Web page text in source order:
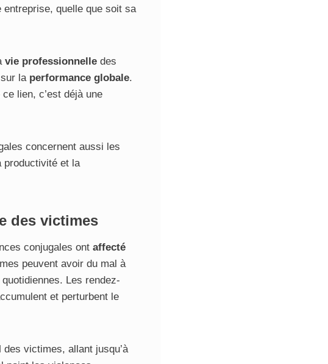
quelle que soit sa
vie professionnelle des
la performance globale.
lien, c’est déjà une
concernent aussi les
productivité et la
des victimes
conjugales ont affecté
peuvent avoir du mal à
Les rendez-
et perturbent le
victimes, allant jusqu’à